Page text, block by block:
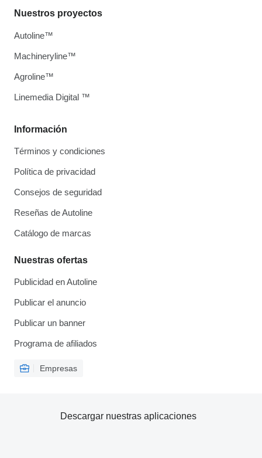
Información
Términos y condiciones
Política de privacidad
Consejos de seguridad
Reseñas de Autoline
Catálogo de marcas
Nuestras ofertas
Publicidad en Autoline
Publicar el anuncio
Publicar un banner
Programa de afiliados
Empresas
Nuestros proyectos
Autoline™
Machineryline™
Agroline™
Linemedia Digital ™
Descargar nuestras aplicaciones